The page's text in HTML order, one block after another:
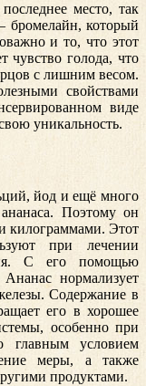
место, так
бромелайн, который
и то, что этот
чувство голода, что
с лишним весом.
свойствами
виде
уникальность.
йод и ещё много
Поэтому он
килограммами. Этот
при лечении
С его помощью
нормализует
Содержание в
его в хорошее
особенно при
главным условием
меры, а также
продуктами.